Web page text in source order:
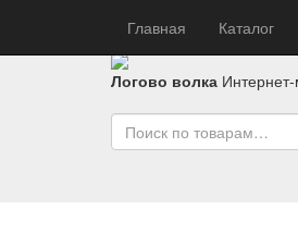
Главная Каталог
Логово волка